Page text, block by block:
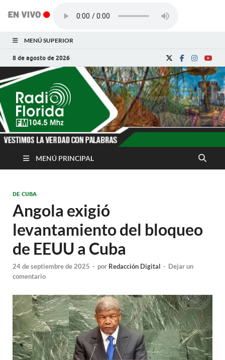
MENÚ SUPERIOR
8 de agosto de 2026
Radio Florida de
Cuba
Noticias y Actualidades de Florida, Camagüey,
MENÚ PRINCIPAL
DE CUBA
Angola exigió
levantamiento del bloqueo
de EEUU a Cuba
24 de septiembre de 2025 - por Redacción Digital - Dejar un
comentario